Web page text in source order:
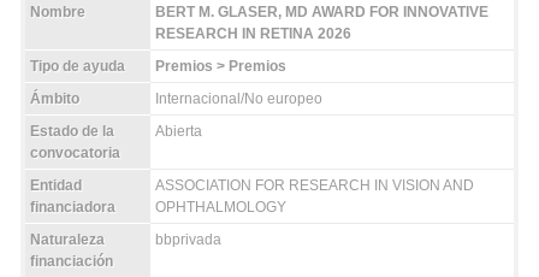
Nombre
BERT M. GLASER, MD AWARD FOR INNOVATIVE
RESEARCH IN RETINA 2026
Tipo de ayuda
Premios > Premios
Ámbito
Internacional/No europeo
Estado de la
convocatoria
Abierta
Entidad
financiadora
ASSOCIATION FOR RESEARCH IN VISION AND
OPHTHALMOLOGY
Naturaleza
financiación
bbprivada